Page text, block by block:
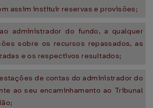
assim instituir reservas e provisões;
administrador do fundo, a qualquer
sobre os recursos repassados, as
e os respectivos resultados;
de contas do administrador do
ao seu encaminhamento ao Tribunal